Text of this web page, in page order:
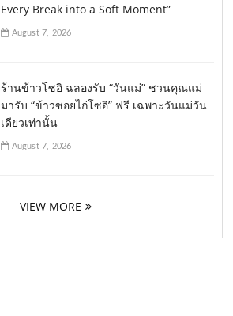
Every Break into a Soft Moment”
August 7, 2026
ร้านข้าวโซอิ ฉลองรับ “วันแม่” ชวนคุณแม่
มารับ “ข้าวซอยไก่โซอิ” ฟรี เฉพาะวันแม่วัน
เดียวเท่านั้น
August 7, 2026
VIEW MORE